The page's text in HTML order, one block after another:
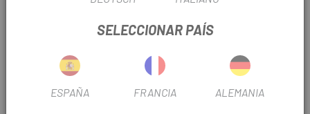
Ideal para asegurar equipaje, carritos de bebé, equipos
deportivos como esquís, tablas de snowboard, patines en
línea y cascos de bicicleta
Características:
SELECCIONAR PAÍS
ESPAÑA FRANCIA ALEMANIA